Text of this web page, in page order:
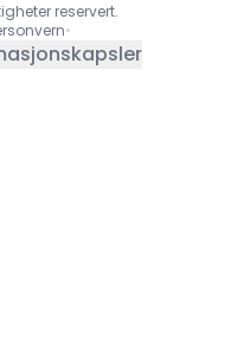
reservert.
•